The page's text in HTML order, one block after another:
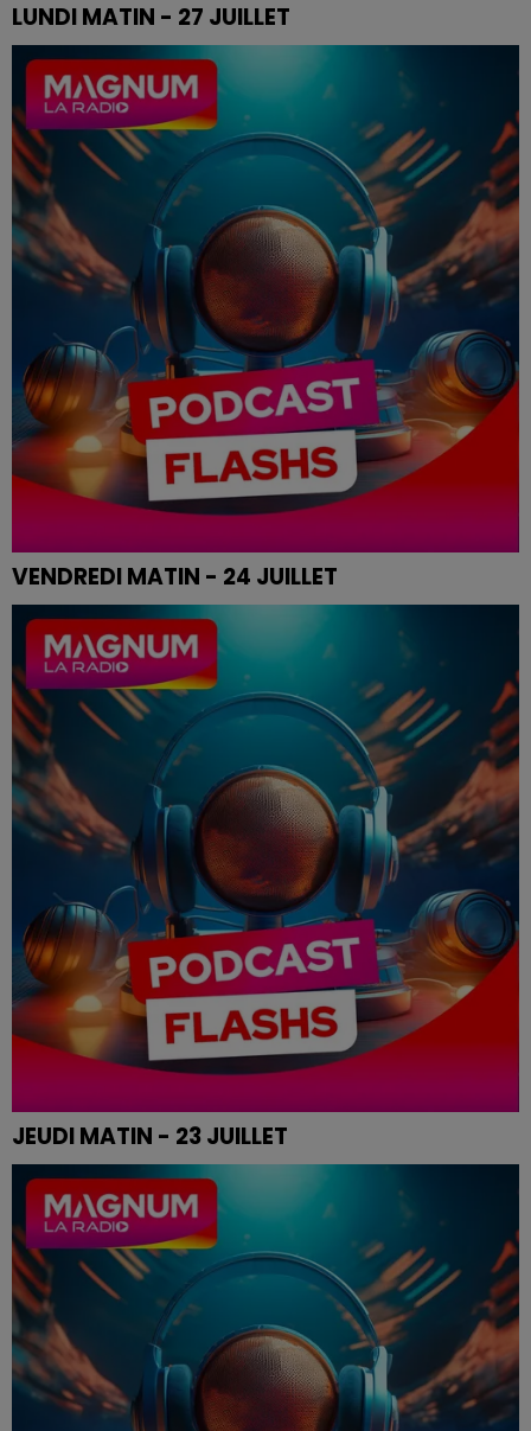
LUNDI MATIN - 27 JUILLET
Les infos de ce lundi matin.
VENDREDI MATIN - 24 JUILLET
Le flash de 12h
JEUDI MATIN - 23 JUILLET
Le flash de 12h